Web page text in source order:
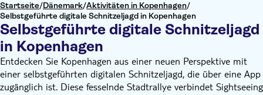
Startseite/Dänemark/Aktivitäten in Kopenhagen/
Selbstgeführte digitale Schnitzeljagd in Kopenhagen
Selbstgeführte digitale Schnitzeljagd
in Kopenhagen
Entdecken Sie Kopenhagen aus einer neuen Perspektive mit
einer selbstgeführten digitalen Schnitzeljagd, die über eine App
zugänglich ist. Diese fesselnde Stadtrallye verbindet Sightseeing